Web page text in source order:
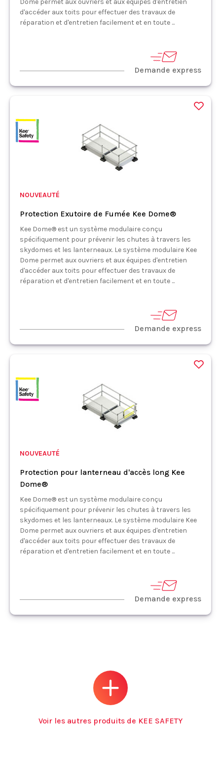
Dome permet aux ouvriers et aux équipes d'entretien
d'accéder aux toits pour effectuer des travaux de
réparation et d'entretien facilement et en toute ...
Demande express
NOUVEAUTÉ
Protection Exutoire de Fumée Kee Dome®
Kee Dome® est un système modulaire conçu
spécifiquement pour prévenir les chutes à travers les
skydomes et les lanterneaux. Le système modulaire Kee
Dome permet aux ouvriers et aux équipes d'entretien
d'accéder aux toits pour effectuer des travaux de
réparation et d'entretien facilement et en toute ...
Demande express
NOUVEAUTÉ
Protection pour lanterneau d'accès long Kee
Dome®
Kee Dome® est un système modulaire conçu
spécifiquement pour prévenir les chutes à travers les
skydomes et les lanterneaux. Le système modulaire Kee
Dome permet aux ouvriers et aux équipes d'entretien
d'accéder aux toits pour effectuer des travaux de
réparation et d'entretien facilement et en toute ...
Demande express
Voir les autres produits de KEE SAFETY